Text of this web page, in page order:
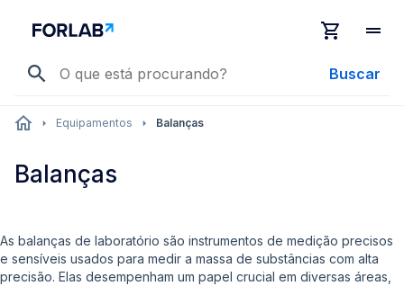
Buscar
Equipamentos Balanças
Balanças
As balanças de laboratório são instrumentos de medição precisos
e sensíveis usados para medir a massa de substâncias com alta
precisão. Elas desempenham um papel crucial em diversas áreas,